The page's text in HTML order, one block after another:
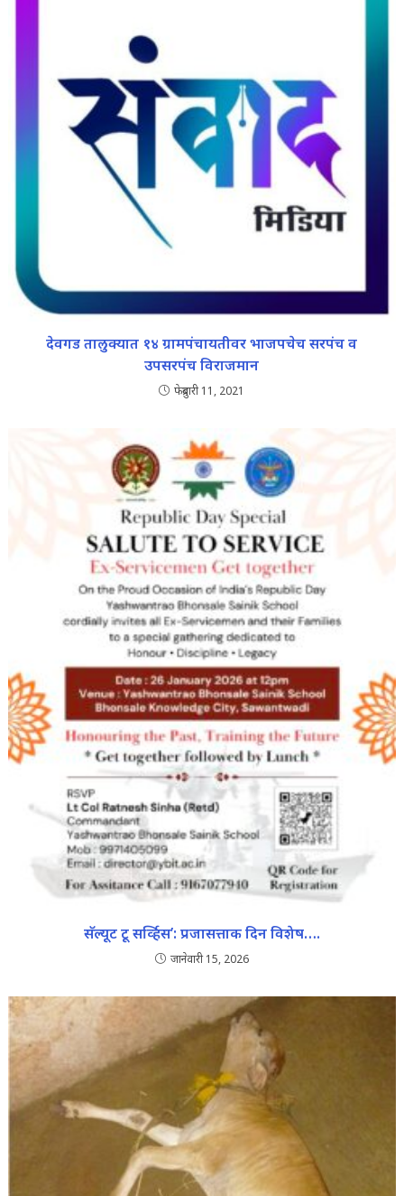
देवगड तालुक्यात १४ ग्रामपंचायतीवर भाजपचेच सरपंच व
उपसरपंच विराजमान
फेब्रुवारी 11, 2021
सॅल्यूट टू सर्व्हिस’: प्रजासत्ताक दिन विशेष….
जानेवारी 15, 2026